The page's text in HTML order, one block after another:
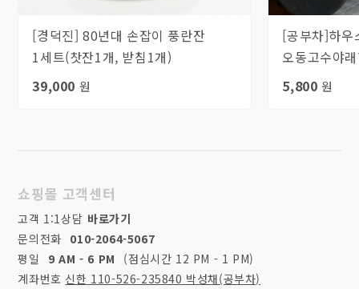
[경덕진] 80년대 손잡이 풍란잔
1세트(찻잔1개, 받침1개)
39,000 원
[공부차]하우
오동고수야
5,800 원
쇼핑몰 고객센터
고객 1:1상담 바로가기
문의전화 010-2064-5067
평일
9 AM - 6 PM
(점심시간 12 PM - 1 PM)
계좌번호 신한 110-526-235840 박성채(공부차)